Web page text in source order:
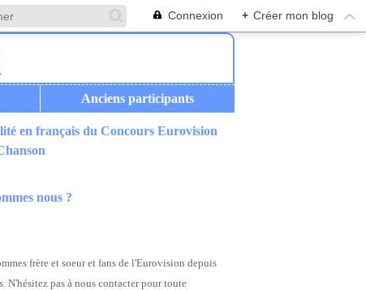
Connexion + Créer mon blog
Anciens participants
en français du Concours Eurovision
nous ?
frère et soeur et fans de l'Eurovision depuis
N'hésitez pas à nous contacter pour toute